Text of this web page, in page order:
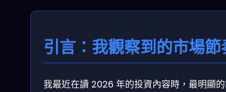
引言：我觀察到的市場節
我最近在讀 2026 年的投資內容時，最明顯